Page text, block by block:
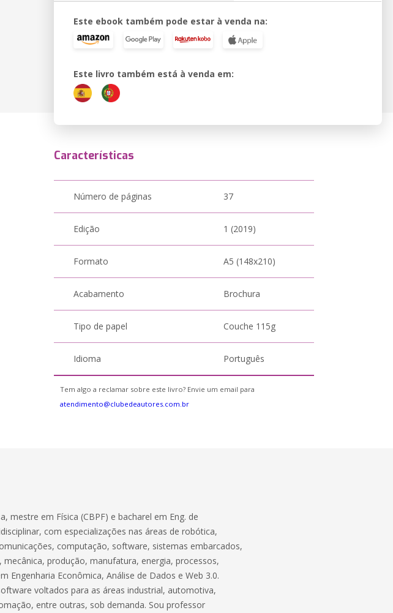
Este ebook também pode estar à venda na:
Este livro também está à venda em:
Características
Número de páginas 37
Edição 1 (2019)
Formato A5 (148x210)
Acabamento Brochura
Tipo de papel Couche 115g
Idioma Português
Tem algo a reclamar sobre este livro? Envie um email para
atendimento@clubedeautores.com.br
mestre em Física (CBPF) e bacharel em Eng. de
com especializações nas áreas de robótica,
computação, software, sistemas embarcados,
produção, manufatura, energia, processos,
Engenharia Econômica, Análise de Dados e Web 3.0.
voltados para as áreas industrial, automotiva,
entre outras, sob demanda. Sou professor